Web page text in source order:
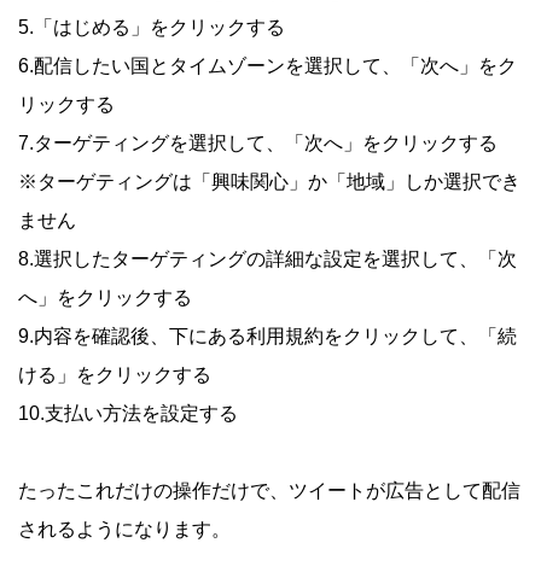
5.「はじめる」をクリックする
6.配信したい国とタイムゾーンを選択して、「次へ」をク
リックする
7.ターゲティングを選択して、「次へ」をクリックする
※ターゲティングは「興味関心」か「地域」しか選択でき
ません
8.選択したターゲティングの詳細な設定を選択して、「次
へ」をクリックする
9.内容を確認後、下にある利用規約をクリックして、「続
ける」をクリックする
10.支払い方法を設定する
たったこれだけの操作だけで、ツイートが広告として配信
されるようになります。